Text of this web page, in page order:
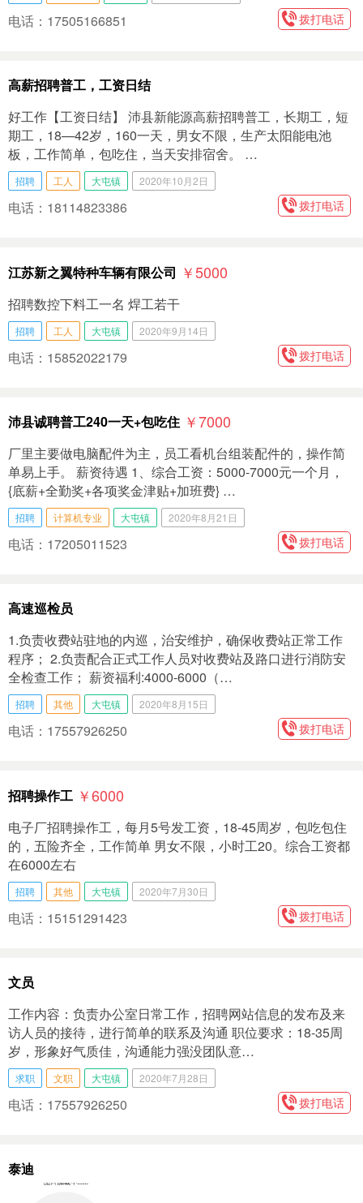
电话：17505166851 拨打电话
高薪招聘普工，工资日结
好工作【工资日结】 沛县新能源高薪招聘普工，长期工，短
期工，18—42岁，160一天，男女不限，生产太阳能电池
板，工作简单，包吃住，当天安排宿舍。 …
招聘 工人 大屯镇 2020年10月2日
电话：18114823386 拨打电话
江苏新之翼特种车辆有限公司 ￥5000
招聘数控下料工一名 焊工若干
招聘 工人 大屯镇 2020年9月14日
电话：15852022179 拨打电话
沛县诚聘普工240一天+包吃住 ￥7000
厂里主要做电脑配件为主，员工看机台组装配件的，操作简
单易上手。 薪资待遇 1、综合工资：5000-7000元一个月，
{底薪+全勤奖+各项奖金津贴+加班费} …
招聘 计算机专业 大屯镇 2020年8月21日
电话：17205011523 拨打电话
高速巡检员
1.负责收费站驻地的内巡，治安维护，确保收费站正常工作
程序； 2.负责配合正式工作人员对收费站及路口进行消防安
全检查工作； 薪资福利:4000-6000（…
招聘 其他 大屯镇 2020年8月15日
电话：17557926250 拨打电话
招聘操作工 ￥6000
电子厂招聘操作工，每月5号发工资，18-45周岁，包吃包住
的，五险齐全，工作简单 男女不限，小时工20。综合工资都
在6000左右
招聘 其他 大屯镇 2020年7月30日
电话：15151291423 拨打电话
文员
工作内容：负责办公室日常工作，招聘网站信息的发布及来
访人员的接待，进行简单的联系及沟通 职位要求：18-35周
岁，形象好气质佳，沟通能力强没团队意…
求职 文职 大屯镇 2020年7月28日
电话：17557926250 拨打电话
泰迪